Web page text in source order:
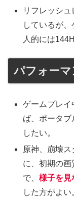
リフレッシ
しているが
人的には
パフォーマ
ゲームプレイ
ば、ポータブ
したい。
原神、崩壊
に、初期の
で、様子を見
した方がよ